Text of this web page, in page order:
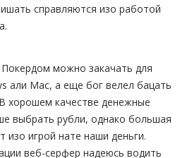
справляются изо работой
можно закачать для
али Mac, а еще бог велел бацать
хорошем качестве денежные
выбрать рубли, однако большая
изо игрой нате наши деньги.
веб-серфер надеюсь водить